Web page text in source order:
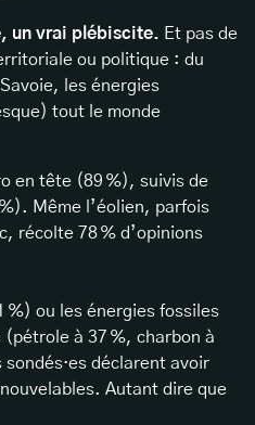
un vrai plébiscite. Et pas de
ou politique : du
les énergies
tout le monde
en tête (89 %), suivis de
Même l’éolien, parfois
récolte 78 % d’opinions
%) ou les énergies fossiles
à 37 %, charbon à
déclarent avoir
Autant dire que